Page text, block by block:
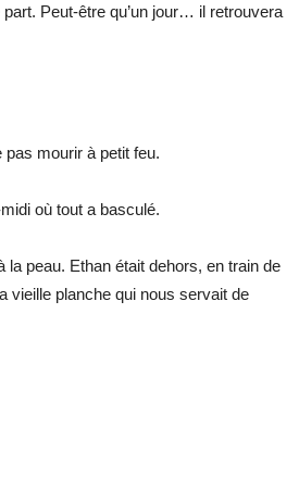
Peut-être qu’un jour… il retrouvera
mourir à petit feu.
où tout a basculé.
la peau. Ethan était dehors, en train de
vieille planche qui nous servait de